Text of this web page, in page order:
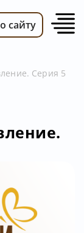
ВИДЕО
сайту
Серия 5